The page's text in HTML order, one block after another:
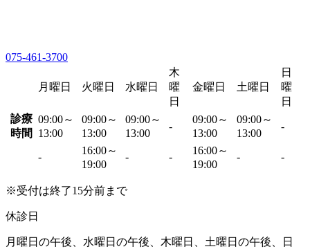
075-461-3700
月曜日 火曜日 水曜日
木
曜
日
金曜日 土曜日
日
曜
日
診療
時間
09:00～
13:00
09:00～
13:00
09:00～
13:00
-
09:00～
13:00
09:00～
13:00
-
-
16:00～
19:00
- -
16:00～
19:00
- -
※受付は終了15分前まで
休診日
月曜日の午後、水曜日の午後、木曜日、土曜日の午後、日